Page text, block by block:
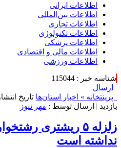
اطلاعات‌ ‎ایرانی
اطلاعات بین‌المللی
اطلاعات تجاری
اطلاعات تکنولوژی
اطلاعات پزشکی
اطلاعات مالی و اقتصادی
اطلاعات ورزشی
شناسه خبر : 115044
ارسال
پرینتخانه » اخبار استان‌ها تاریخ انتشار : 01 می 2025
بازدید | ارسال توسط : مهر نیوز
زلزله ۵ ریشتری
نداشته است